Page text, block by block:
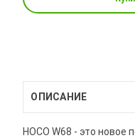
ОПИСАНИЕ
HOCO W68 - это новое